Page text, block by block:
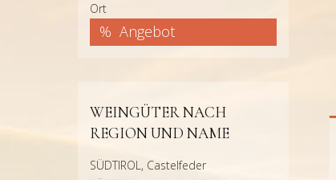
Ort
Angebot
WEINGÜTER NACH
REGION UND NAME
SÜDTIROL, Castelfeder